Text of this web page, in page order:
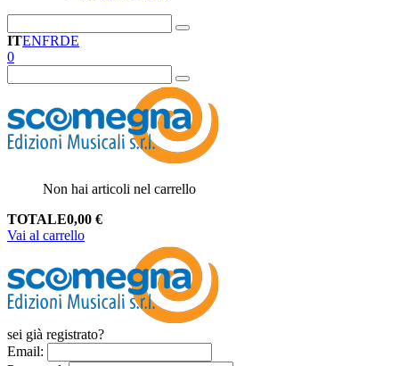
ITENFRDE
0
Non hai articoli nel carrello
TOTALE0,00 €
Vai al carrello
sei già registrato?
Email: